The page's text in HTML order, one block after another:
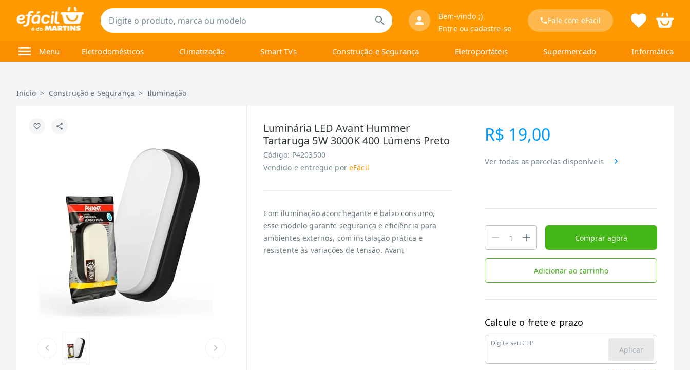
Bem-vindo ;)
Entre ou cadastre-se
Fale com eFácil
Menu Eletrodomésticos Climatização Smart TVs Construção e Segurança Eletroportáteis Supermercado Informática
Início > Construção e Segurança > Iluminação
Luminária LED Avant Hummer
Tartaruga 5W 3000K 400 Lúmens Preto
Código: P4203500
Vendido e entregue por eFácil
Com iluminação aconchegante e baixo consumo,
esse modelo garante segurança e eficiência para
ambientes externos, com instalação prática e
resistente às variações de tensão. Avant
R$ 19,00
Ver todas as parcelas disponíveis
Comprar agora
Adicionar ao carrinho
Calcule o frete e prazo
Digite seu CEP
Aplicar